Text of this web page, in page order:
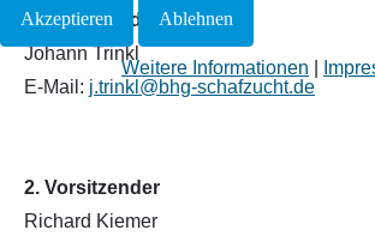
2. Vorsitzender
Johann Trinkl
E-Mail: j.trinkl@bhg-schafzucht.de
2. Vorsitzender
Richard Kiemer
Akzeptieren Ablehnen
Weitere Informationen